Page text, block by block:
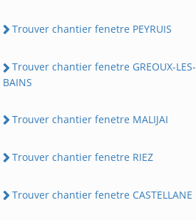
Trouver chantier fenetre PEYRUIS
Trouver chantier fenetre GREOUX-LES-
BAINS
Trouver chantier fenetre MALIJAI
Trouver chantier fenetre RIEZ
Trouver chantier fenetre CASTELLANE